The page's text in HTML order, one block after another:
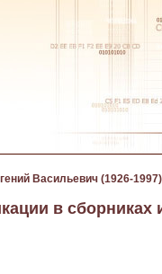
Васильевич (1926-
в сборниках